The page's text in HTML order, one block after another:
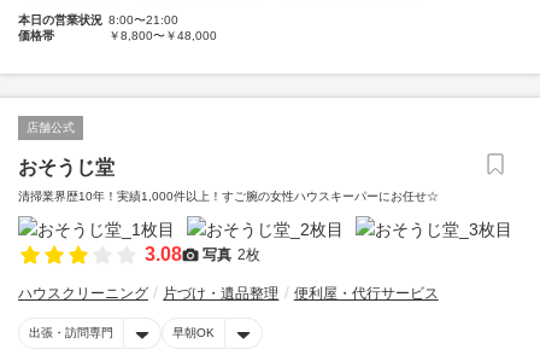
本日の営業状況 8:00〜21:00
価格帯
￥8,800〜￥48,000
店舗公式
おそうじ堂
清掃業界歴10年！実績1,000件以上！すご腕の女性ハウスキーパーにお任せ☆
3.08 写真 2枚
ハウスクリーニング 片づけ・遺品整理 便利屋・代行サービス
出張・訪問専門 早朝OK